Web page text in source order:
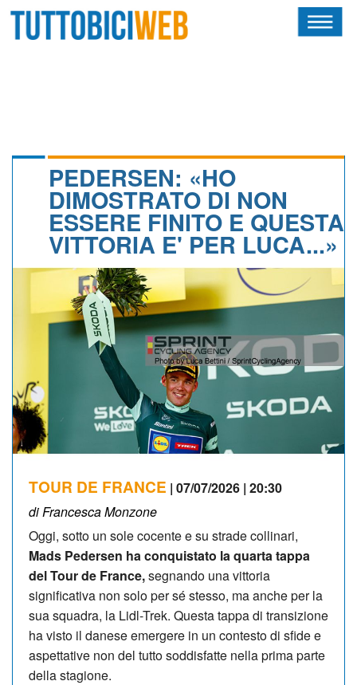
CALENDARIO
ALBI D'ORO
PEDERSEN: «HO
DIMOSTRATO DI NON
ESSERE FINITO E QUESTA
VITTORIA E' PER LUCA...»
TOUR DE FRANCE | 07/07/2026 | 20:30
di Francesca Monzone
Oggi, sotto un sole cocente e su strade collinari,
Mads Pedersen ha conquistato la quarta tappa
del Tour de France,segnando una vittoria
significativa non solo per sé stesso, ma anche per la
sua squadra, la Lidl-Trek. Questa tappa di transizione
ha visto il danese emergere in un contesto di sfide e
aspettative non del tutto soddisfatte nella prima parte
della stagione.